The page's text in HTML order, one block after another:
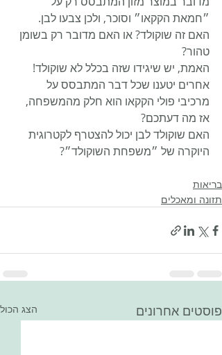
״חמאת הקקאו״ וסוכר, ולכן צבעו לבן.
האם זה שוקולד? או האם מדובר רק בשומן
טהור?
האמת, יש שיגידו שזה בכלל לא שוקולד!
אחרים יטענו שכל דבר המתבסס על
מרכיבי פולי הקקאו הוא חלק מהמשפחה,
אז מה דעתכם?
האם שוקולד לבן יכול להצטרף לקטרוגית
היוקרה של ״משפחת השוקולד״?
בריאות
תזונה ומאכלים
פוסטים אחרונים הצג הכול